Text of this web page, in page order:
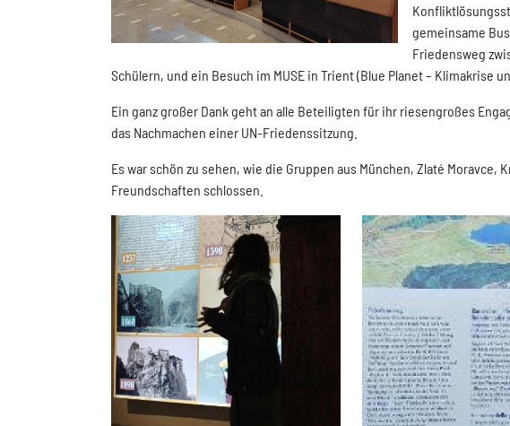
gemeinsame
Friedensweg
Schülern, und ein Besuch im MUSE in Trient (Blue Planet – Klimakrise
Ein ganz großer Dank geht an alle Beteiligten für ihr riesengroßes
das Nachmachen einer UN-Friedenssitzung.
Es war schön zu sehen, wie die Gruppen aus München, Zlaté
Freundschaften schlossen.